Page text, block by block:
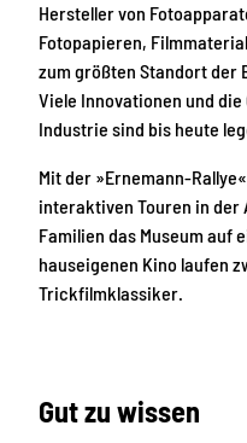
Hersteller von
Fotopapieren,
zum größten Standort der
Viele Innovationen und
Industrie sind bis heute
Mit der »Ernemann-
interaktiven Touren in der
Familien das Museum auf
hauseigenen Kino laufen
Trickfilmklassiker.
Gut zu wissen